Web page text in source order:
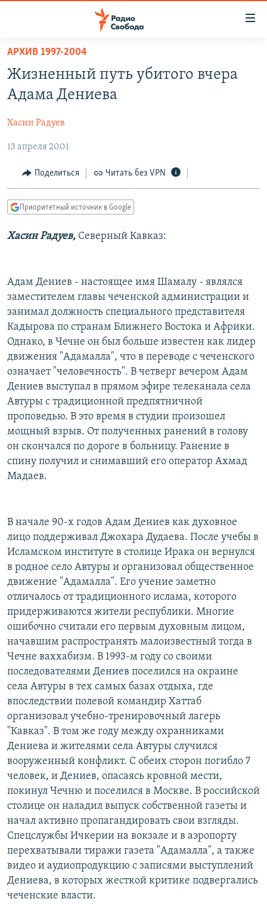
упрощенного
доступа
Вернуться
основному
Вернутся
главной
навигации
Вернутся
поиску
ЦИТАТЫ СВОБОДЫ
МНЕНИЯ
КУЛЬТУРА
IDEL.РЕАЛИИ
КАВКАЗ.РЕАЛИИ
СЕВЕР.РЕАЛИИ
РАСПИСАНИЕ ВЕЩАНИЯ
ПОДПИШИТЕСЬ НА РАССЫЛКУ
СОЦИАЛЬНЫЕ СЕТИ
Все сайты РСЕ/РС
АРХИВ 1997-2004
Жизненный путь убитого вчера
Адама Дениева
Хасин Радуев
13 апреля 2001
Поделиться Читать без VPN
Приоритетный источник в Google
Хасин Радуев, Северный Кавказ:
Адам Дениев - настоящее имя Шамалу - являлся
заместителем главы чеченской администрации и
занимал должность специального представителя
Кадырова по странам Ближнего Востока и Африки.
Однако, в Чечне он был больше известен как лидер
движения "Адамалла", что в переводе с чеченского
означает "человечность". В четверг вечером Адам
Дениев выступал в прямом эфире телеканала села
Автуры с традиционной предпятничной
проповедью. В это время в студии произошел
мощный взрыв. От полученных ранений в голову
он скончался по дороге в больницу. Ранение в
спину получил и снимавший его оператор Ахмад
Мадаев.
В начале 90-х годов Адам Дениев как духовное
лицо поддерживал Джохара Дудаева. После учебы в
Исламском институте в столице Ирака он вернулся
в родное село Автуры и организовал общественное
движение "Адамалла". Его учение заметно
отличалось от традиционного ислама, которого
придерживаются жители республики. Многие
ошибочно считали его первым духовным лицом,
начавшим распространять малоизвестный тогда в
Чечне ваххабизм. В 1993-м году со своими
последователями Дениев поселился на окраине
села Автуры в тех самых базах отдыха, где
впоследствии полевой командир Хаттаб
организовал учебно-тренировочный лагерь
"Кавказ". В том же году между охранниками
Дениева и жителями села Автуры случился
вооруженный конфликт. С обеих сторон погибло 7
человек, и Дениев, опасаясь кровной мести,
покинул Чечню и поселился в Москве. В российской
столице он наладил выпуск собственной газеты и
начал активно пропагандировать свои взгляды.
Спецслужбы Ичкерии на вокзале и в аэропорту
перехватывали тиражи газета "Адамалла", а также
видео и аудиопродукцию с записями выступлений
Дениева, в которых жесткой критике подвергались
чеченские власти.